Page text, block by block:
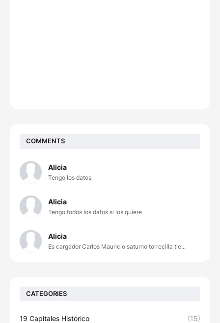
COMMENTS
Alicia
Tengo los datos
Alicia
Tengo todos los datos si los quiere
Alicia
Es cargador Carlos Mauricio saturno torrecilla tie...
CATEGORIES
19 Capitales Histórico (15)